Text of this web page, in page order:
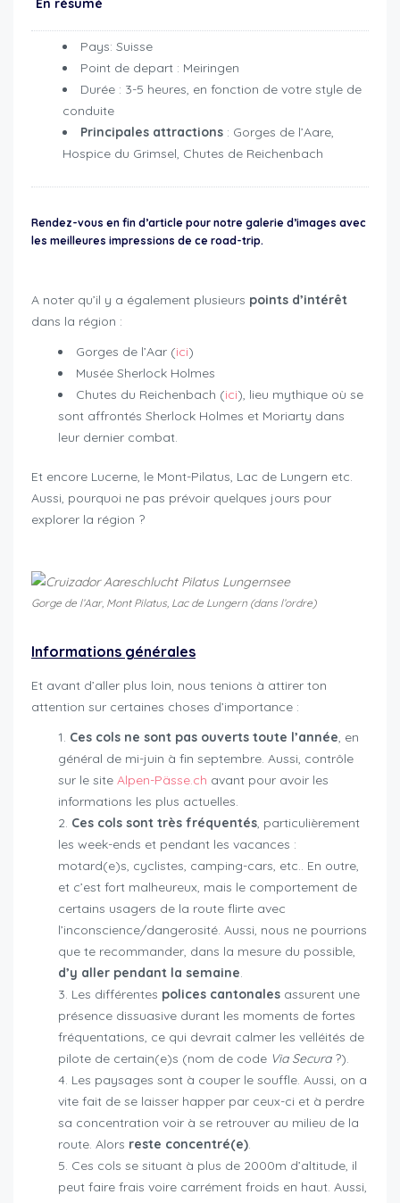
En résumé
Pays: Suisse
Point de depart : Meiringen
Durée : 3-5 heures, en fonction de votre style de
conduite
Principales attractions : Gorges de l’Aare,
Hospice du Grimsel, Chutes de Reichenbach
Rendez-vous en fin d’article pour notre galerie d’images avec
les meilleures impressions de ce road-trip.
A noter qu’il y a également plusieurs points d’intérêt
dans la région :
Gorges de l’Aar (ici)
Musée Sherlock Holmes
Chutes du Reichenbach (ici), lieu mythique où se
sont affrontés Sherlock Holmes et Moriarty dans
leur dernier combat.
Et encore Lucerne, le Mont-Pilatus, Lac de Lungern etc.
Aussi, pourquoi ne pas prévoir quelques jours pour
explorer la région ?
Gorge de l’Aar, Mont Pilatus, Lac de Lungern (dans l’ordre)
Informations générales
Et avant d’aller plus loin, nous tenions à attirer ton
attention sur certaines choses d’importance :
Ces cols ne sont pas ouverts toute l’année, en
général de mi-juin à fin septembre. Aussi, contrôle
sur le site Alpen-Pässe.ch avant pour avoir les
informations les plus actuelles.
Ces cols sont très fréquentés, particulièrement
les week-ends et pendant les vacances :
motard(e)s, cyclistes, camping-cars, etc.. En outre,
et c’est fort malheureux, mais le comportement de
certains usagers de la route flirte avec
l’inconscience/dangerosité. Aussi, nous ne pourrions
que te recommander, dans la mesure du possible,
d’y aller pendant la semaine.
Les différentes polices cantonales assurent une
présence dissuasive durant les moments de fortes
fréquentations, ce qui devrait calmer les velléités de
pilote de certain(e)s (nom de code Via Secura?).
Les paysages sont à couper le souffle. Aussi, on a
vite fait de se laisser happer par ceux-ci et à perdre
sa concentration voir à se retrouver au milieu de la
route. Alors reste concentré(e).
Ces cols se situant à plus de 2000m d’altitude, il
peut faire frais voire carrément froids en haut. Aussi,